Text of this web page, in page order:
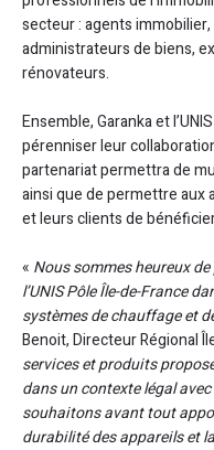
secteur : agents
administrateurs de biens,
rénovateurs.
Ensemble, Garanka et
pérenniser leur
partenariat permettra de
ainsi que de permettre aux
et leurs clients de
« Nous sommes heureux
l’UNIS Pôle Île-de-France
systèmes de chauffage et
Benoit, Directeur Régional
services et produits
dans un contexte légal
souhaitons avant tout
durabilité des appareils et